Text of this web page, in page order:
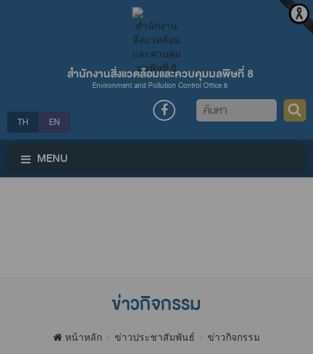
สำนักงานสิ่งแวดล้อมและควบคุมมลพิษที่ 8
Environment and Pollution Control Office 8
TH EN
ค้นหา
MENU
ข่าวกิจกรรม
หน้าหลัก ข่าวประชาสัมพันธ์ ข่าวกิจกรรม